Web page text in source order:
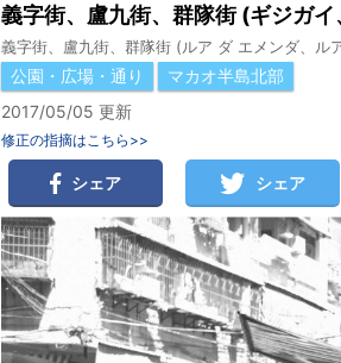
義字街、盧九街、群隊街 (ギジガ
義字街、盧九街、群隊街 (ルア ダ エメンダ、ル
公園・広場・通り
マカオ半島北部
2017/05/05 更新
修正の指摘はこちら>>
シェア シェア